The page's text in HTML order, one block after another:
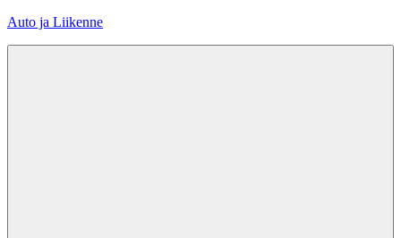
Skip
Auto ja Liikenne